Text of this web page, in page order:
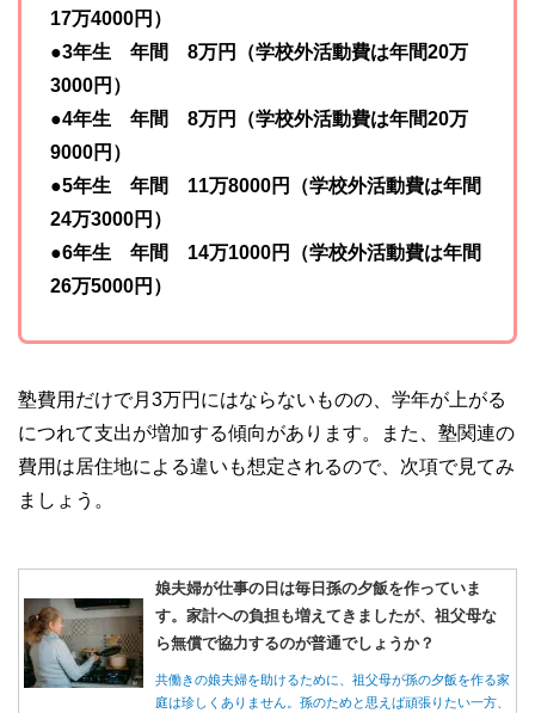
17万4000円）
●3年生 年間 8万円（学校外活動費は年間20万
3000円）
●4年生 年間 8万円（学校外活動費は年間20万
9000円）
●5年生 年間 11万8000円（学校外活動費は年間
24万3000円）
●6年生 年間 14万1000円（学校外活動費は年間
26万5000円）
塾費用だけで月3万円にはならないものの、学年が上がる
につれて支出が増加する傾向があります。また、塾関連の
費用は居住地による違いも想定されるので、次項で見てみ
ましょう。
娘夫婦が仕事の日は毎日孫の夕飯を作っていま
す。家計への負担も増えてきましたが、祖父母な
ら無償で協力するのが普通でしょうか？
共働きの娘夫婦を助けるために、祖父母が孫の夕飯を作る家
庭は珍しくありません。孫のためと思えば頑張りたい一方、